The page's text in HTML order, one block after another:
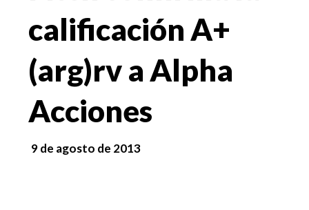
calificación A+
(arg)rv a Alpha
Acciones
9 de agosto de 2013